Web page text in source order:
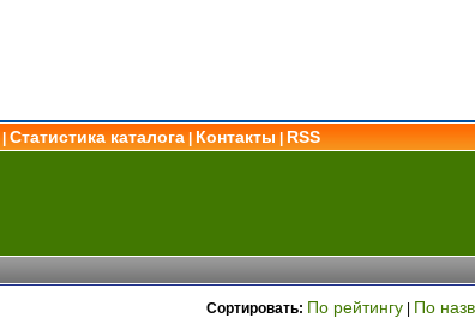
Статистика каталога Контакты
RSS
Сортировать: По рейтингу По